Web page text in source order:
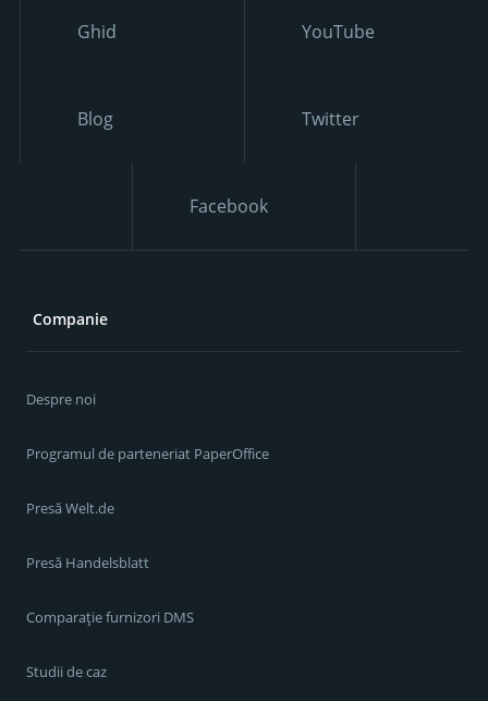
Ghid YouTube
Blog Twitter
Facebook
Companie
Despre noi
Programul de parteneriat PaperOffice
Presă Welt.de
Presă Handelsblatt
Comparație furnizori DMS
Studii de caz